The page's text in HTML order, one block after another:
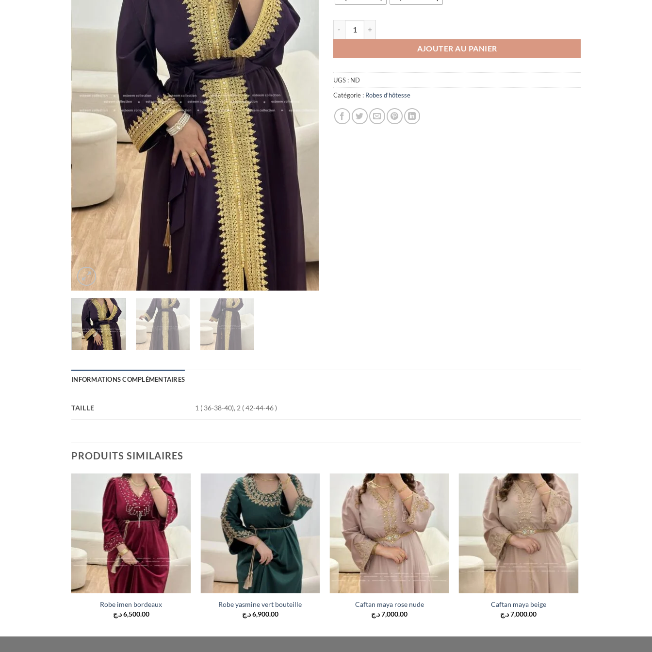
AJOUTER AU PANIER
UGS : ND
Catégorie : Robes d'hôtesse
INFORMATIONS COMPLÉMENTAIRES
TAILLE 1 ( 36-38-40), 2 ( 42-44-46 )
PRODUITS SIMILAIRES
Robe imen bordeaux
6,500.00د.ج
Robe yasmine vert bouteille
6,900.00د.ج
Caftan maya rose nude
7,000.00د.ج
Caftan maya beige
7,000.00د.ج